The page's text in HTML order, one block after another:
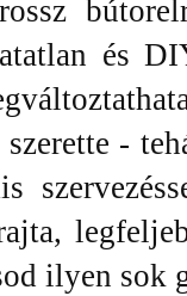
és
-
ilyen sok